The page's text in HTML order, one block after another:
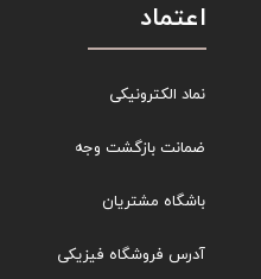
اعتماد
نماد الکترونیکی
ضمانت بازگشت وجه
باشگاه مشتریان
آدرس فروشگاه فیزیکی